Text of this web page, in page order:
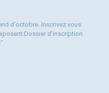
d'octobre. Inscrivez vous
d'inscription